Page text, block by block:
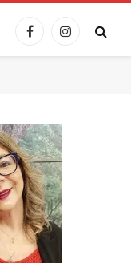
FacebookInstagram